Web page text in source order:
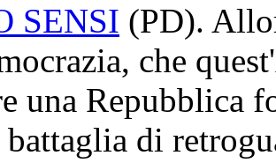
SENSI (PD).
che
una Repubblica
battaglia di